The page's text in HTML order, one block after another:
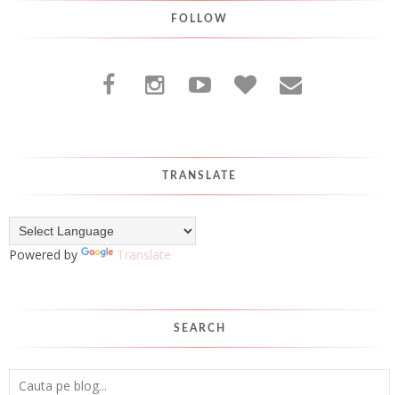
FOLLOW
TRANSLATE
Powered by Translate
SEARCH